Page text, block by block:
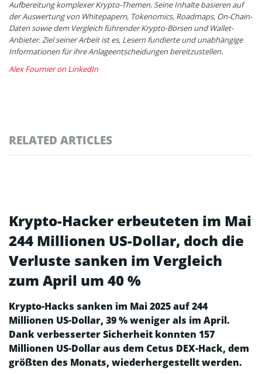
Aufbereitung komplexer Krypto-Themen. Seine Inhalte basieren auf
der Auswertung von Whitepapern, Tokenomics, Roadmaps, On-Chain-
Daten sowie dem Vergleich führender Krypto-Börsen und Wallet-
Anbieter. Ziel seiner Arbeit ist es, Lesern fundierte und unabhängige
Informationen für ihre Anlageentscheidungen bereitzustellen.
Alex Fournier on LinkedIn
RELATED ARTICLES
Krypto-Hacker erbeuteten im Mai
244 Millionen US-Dollar, doch die
Verluste sanken im Vergleich
zum April um 40 %
Krypto-Hacks sanken im Mai 2025 auf 244
Millionen US-Dollar, 39 % weniger als im April.
Dank verbesserter Sicherheit konnten 157
Millionen US-Dollar aus dem Cetus DEX-Hack, dem
größten des Monats, wiederhergestellt werden.